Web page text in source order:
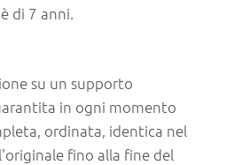
di 7 anni.
su un supporto
in ogni momento
ordinata, identica nel
fino alla fine del